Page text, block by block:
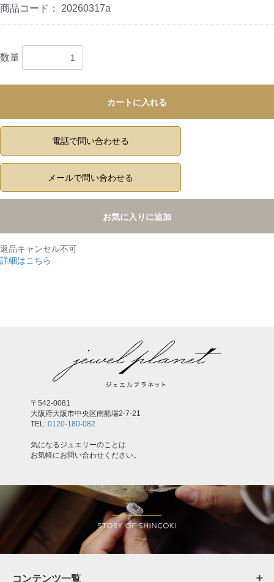
商品コード： 20260317a
数量
カートに入れる
電話で問い合わせる
メールで問い合わせる
お気に入りに追加
返品キャンセル不可
詳細はこちら
〒542-0081
大阪府大阪市中央区南船場2-7-21
TEL: 0120-180-082
気になるジュエリーのことは
お気軽にお問い合わせください。
コンテンツ一覧